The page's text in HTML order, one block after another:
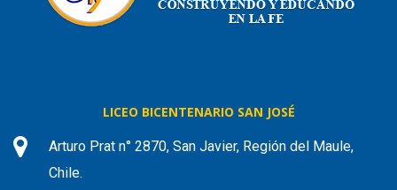
LICEO BICENTENARIO SAN JOSÉ
Arturo Prat n° 2870, San Javier, Región del Maule,
Chile.